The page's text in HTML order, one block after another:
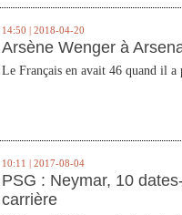
14:50 | 2018-04-20
Arsène Wenger à
Le Français en avait 46 quand il a
10:11 | 2017-08-04
PSG : Neymar, 10
carrière